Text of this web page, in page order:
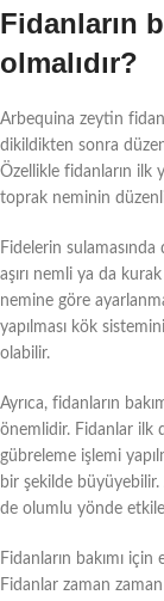
Fidanların
olmalıdır?
Arbequina zeytin
dikildikten sonra
Özellikle fidanların ilk
toprak neminin
Fidelerin
aşırı nemli ya da
nemine göre
yapılması kök
olabilir.
Ayrıca, fidanların
önemlidir. Fidanlar ilk
gübreleme işlemi
bir şekilde
de olumlu yönde
Fidanların bakımı
Fidanlar zaman